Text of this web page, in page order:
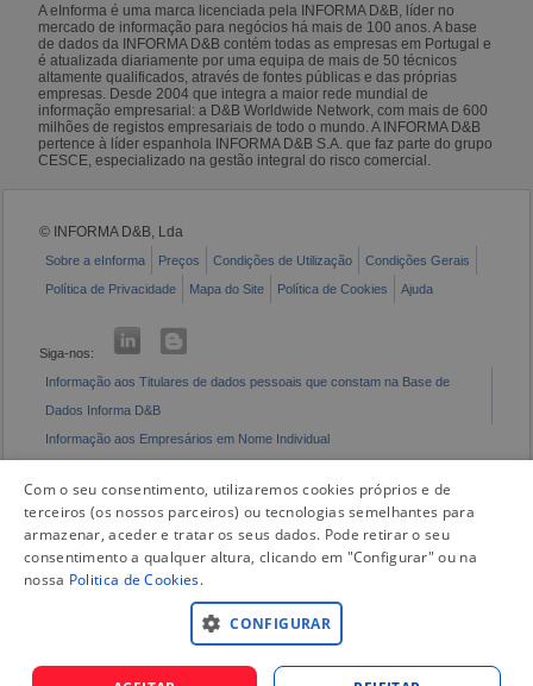
A eInforma é uma marca licenciada pela INFORMA D&B, líder no
mercado de informação para negócios há mais de 100 anos. A base
de dados da INFORMA D&B contém todas as empresas em Portugal e
é atualizada diariamente por uma equipa de mais de 50 técnicos
altamente qualificados, através de fontes públicas e das próprias
empresas. Desde 2004 que integra a maior rede mundial de
informação empresarial: a D&B Worldwide Network, com mais de 600
milhões de registos empresariais de todo o mundo. A INFORMA D&B
pertence à líder espanhola INFORMA D&B S.A. que faz parte do grupo
CESCE, especializado na gestão integral do risco comercial.
© INFORMA D&B, Lda
Sobre a eInforma Preços Condições de Utilização
Condições Gerais
Política de Privacidade
Mapa do Site Política de Cookies Ajuda
Siga-nos:
Informação aos Titulares de dados pessoais que constam na Base de
Dados Informa D&B
Informação aos Empresários em Nome Individual
Com o seu consentimento, utilizaremos cookies próprios e de
terceiros (os nossos parceiros) ou tecnologias semelhantes para
armazenar, aceder e tratar os seus dados. Pode retirar o seu
consentimento a qualquer altura, clicando em "Configurar" ou na
nossa Politica de Cookies.
CONFIGURAR